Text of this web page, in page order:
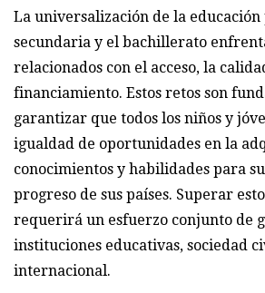
La universalización de la
secundaria y el bachillerato
relacionados con el acceso, la
financiamiento. Estos retos son
garantizar que todos los niños y
igualdad de oportunidades en la
conocimientos y habilidades para
progreso de sus países. Superar
requerirá un esfuerzo conjunto de
instituciones educativas, sociedad
internacional.